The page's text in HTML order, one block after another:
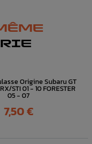
Origine Subaru GT
STI 01 - 10 FORESTER
05 - 07
Prix
7,50 €